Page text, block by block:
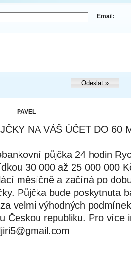
Email:
PAVEL
NA VÁŠ ÚČET DO 60
půjčka 24 hodin
30 000 až 25 000 000
měsíčně a začíná po
Půjčka bude poskytnuta
velmi výhodných
Českou republiku. Pro více